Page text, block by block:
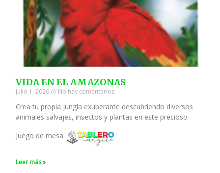
VIDA EN EL AMAZONAS
julio 1, 2026 No hay comentarios
Crea tu propia jungla exuberante descubriendo diversos
animales salvajes, insectos y plantas en este precioso
juego de mesa.
Leer más »